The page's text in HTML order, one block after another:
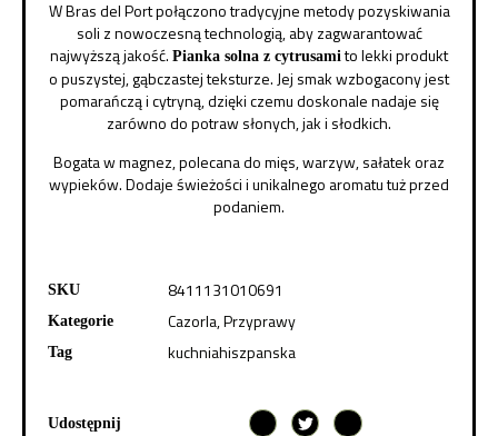
W Bras del Port połączono tradycyjne metody pozyskiwania
soli z nowoczesną technologią, aby zagwarantować
najwyższą jakość. Pianka solna z cytrusamito lekki produkt
o puszystej, gąbczastej teksturze. Jej smak wzbogacony jest
pomarańczą i cytryną, dzięki czemu doskonale nadaje się
zarówno do potraw słonych, jak i słodkich.
Bogata w magnez, polecana do mięs, warzyw, sałatek oraz
wypieków. Dodaje świeżości i unikalnego aromatu tuż przed
podaniem.
SKU 8411131010691
Kategorie Cazorla,Przyprawy
Tag kuchniahiszpanska
Udostępnij